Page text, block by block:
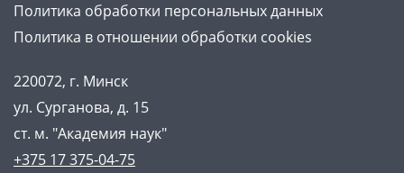
Политика обработки персональных данных
Политика в отношении обработки cookies
220072, г. Минск
ул. Сурганова, д. 15
ст. м. "Академия наук"
+375 17 375-04-75